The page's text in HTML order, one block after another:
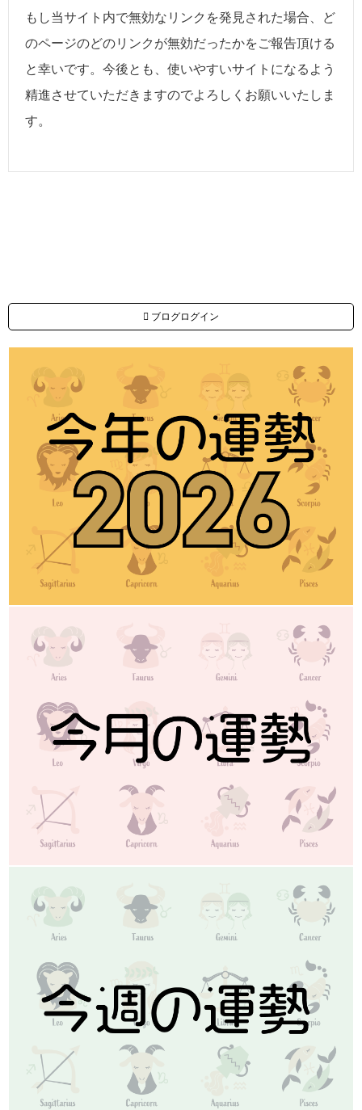
もし当サイト内で無効なリンクを発見された場合、ど
のページのどのリンクが無効だったかをご報告頂ける
と幸いです。今後とも、使いやすいサイトになるよう
精進させていただきますのでよろしくお願いいたしま
す。
ブログログイン